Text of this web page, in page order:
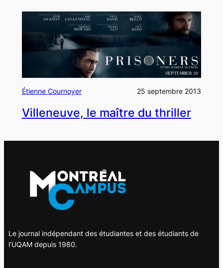
Étienne Cournoyer 25 septembre 2013
Villeneuve, le maître du thriller
Le journal indépendant des étudiantes et des étudiants de
l'UQAM depuis 1980.